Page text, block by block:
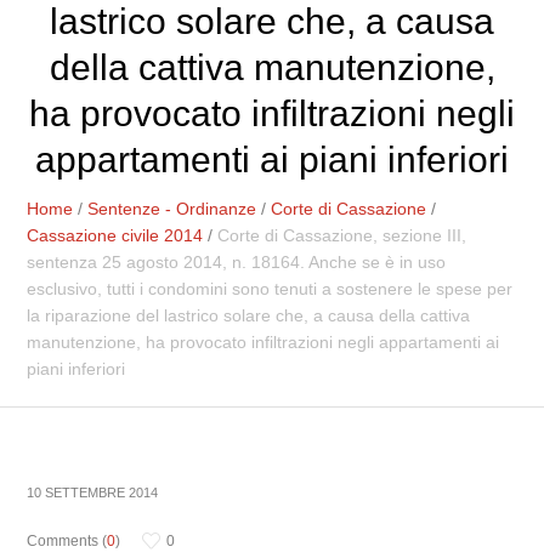
lastrico solare che, a causa
della cattiva manutenzione,
ha provocato infiltrazioni negli
appartamenti ai piani inferiori
Home /Sentenze - Ordinanze /Corte di Cassazione /
Cassazione civile 2014 / Corte di Cassazione, sezione III,
sentenza 25 agosto 2014, n. 18164. Anche se è in uso
esclusivo, tutti i condomini sono tenuti a sostenere le spese per
la riparazione del lastrico solare che, a causa della cattiva
manutenzione, ha provocato infiltrazioni negli appartamenti ai
piani inferiori
10 SETTEMBRE 2014
Comments (0)
0